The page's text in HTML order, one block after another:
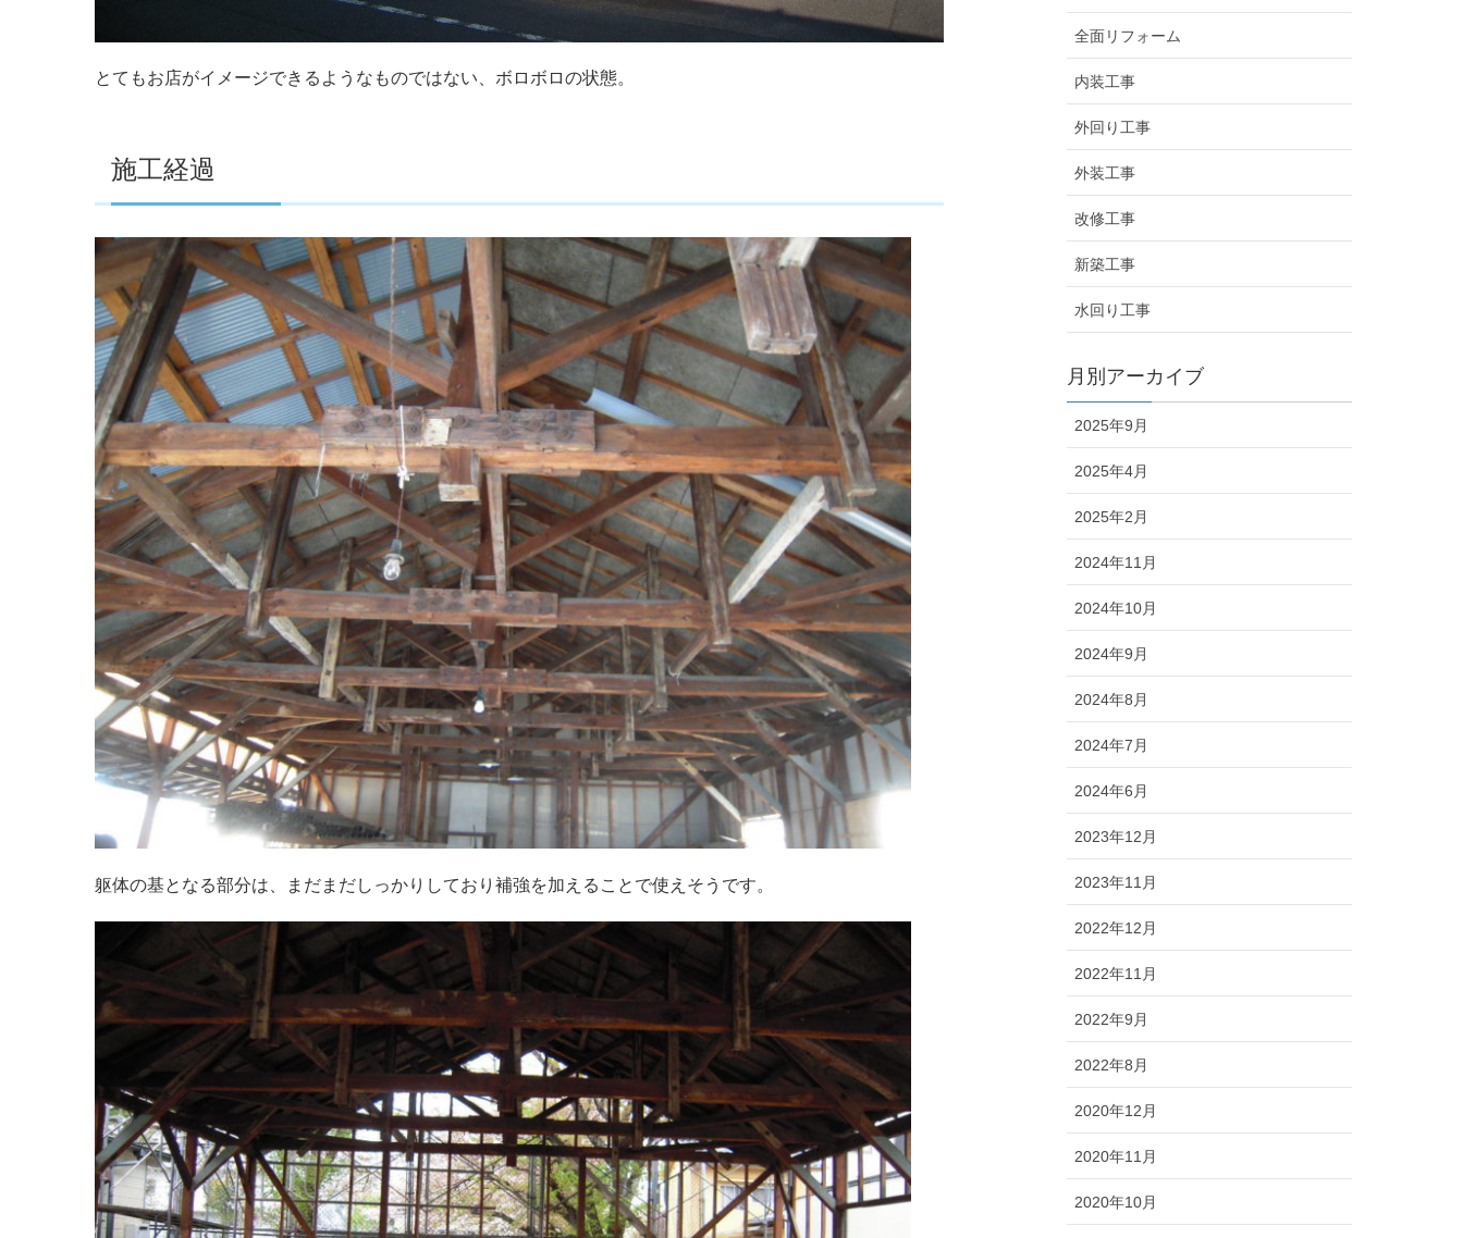
とてもお店がイメージできるようなものではない、ボロボロの状態。
施工経過
躯体の基となる部分は、まだまだしっかりしており補強を加えることで使えそうです。
全面リフォーム
内装工事
外回り工事
外装工事
改修工事
新築工事
水回り工事
月別アーカイブ
2025年9月
2025年4月
2025年2月
2024年11月
2024年10月
2024年9月
2024年8月
2024年7月
2024年6月
2023年12月
2023年11月
2022年12月
2022年11月
2022年9月
2022年8月
2020年12月
2020年11月
2020年10月